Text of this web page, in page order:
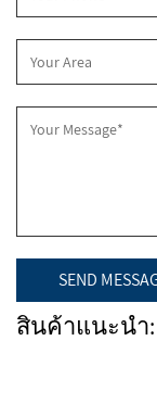
สินค้าแนะนำ: